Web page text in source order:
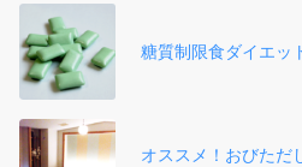
糖質制限食ダイエッ
オススメ！おびただ